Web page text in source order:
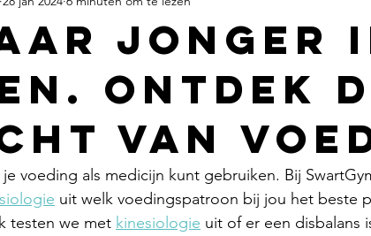
Performance Basis Traject - Transformatie
jonger
Ontdek
van
voeding als medicijn kunt gebruiken. Bij
uit welk voedingspatroon bij jou het beste
testen we met kinesiologie uit of er een disbalans